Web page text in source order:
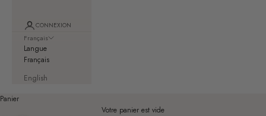
CONNEXION
Français
Langue
Français
English
Panier
Votre panier est vide